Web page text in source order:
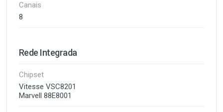
Canais
8
Rede Integrada
Chipset
Vitesse VSC8201
Marvell 88E8001